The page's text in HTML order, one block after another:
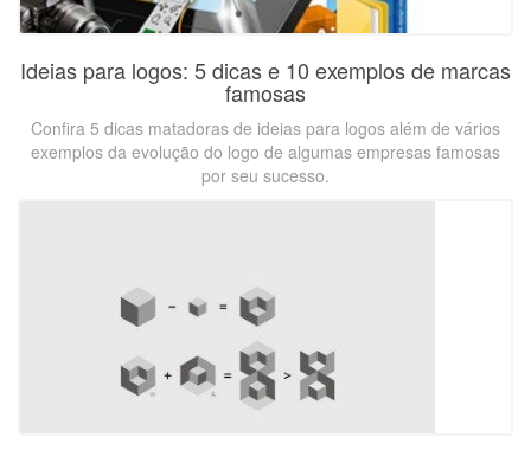
Ideias para logos: 5 dicas e 10 exemplos de marcas
famosas
Confira 5 dicas matadoras de ideias para logos além de vários
exemplos da evolução do logo de algumas empresas famosas
por seu sucesso.